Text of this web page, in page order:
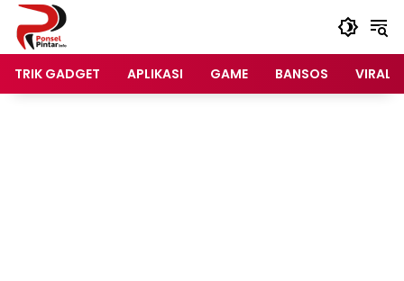
Langsung
konten
TRIK GADGET
APLIKASI GAME BANSOS VIRAL